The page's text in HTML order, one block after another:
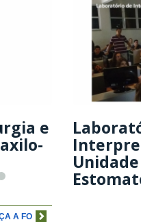
e
A FO